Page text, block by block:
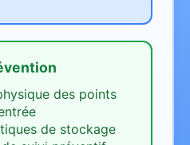
des points
de stockage